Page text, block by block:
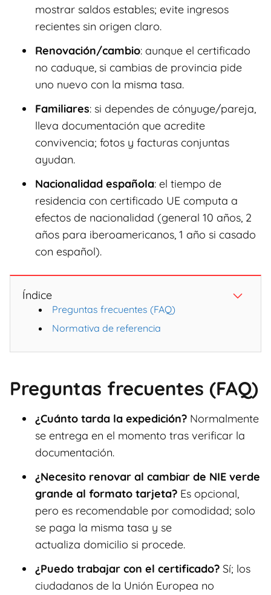
mostrar saldos estables; evite ingresos
recientes sin origen claro.
Renovación/cambio: aunque el certificado
no caduque, si cambias de provincia pide
uno nuevo con la misma tasa.
Familiares: si dependes de cónyuge/pareja,
lleva documentación que acredite
convivencia; fotos y facturas conjuntas
ayudan.
Nacionalidad española: el tiempo de
residencia con certificado UE computa a
efectos de nacionalidad (general 10 años, 2
años para iberoamericanos, 1 año si casado
con español).
Índice
Preguntas frecuentes (FAQ)
Normativa de referencia
Preguntas frecuentes (FAQ)
¿Cuánto tarda la expedición? Normalmente
se entrega en el momento tras verificar la
documentación.
¿Necesito renovar al cambiar de NIE verde
grande al formato tarjeta? Es opcional,
pero es recomendable por comodidad; solo
se paga la misma tasa y se
actualiza domicilio si procede.
¿Puedo trabajar con el certificado? Sí; los
ciudadanos de la Unión Europea no